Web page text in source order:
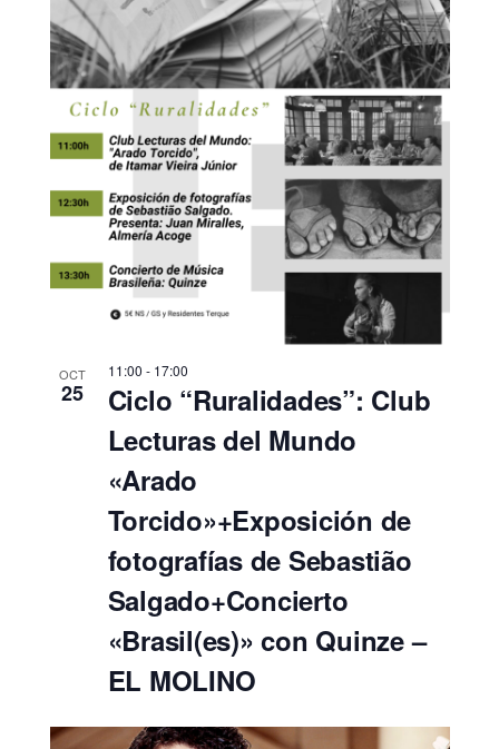
OCT
25
11:00 - 17:00
Ciclo “Ruralidades”: Club
Lecturas del Mundo
«Arado
Torcido»+Exposición de
fotografías de Sebastião
Salgado+Concierto
«Brasil(es)» con Quinze –
EL MOLINO